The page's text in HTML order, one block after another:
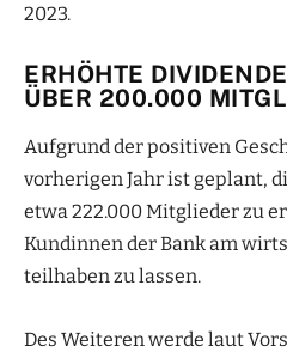
2023.
ERHÖHTE
ÜBER 200.000
Aufgrund der positiven
vorherigen Jahr ist geplant,
etwa 222.000 Mitglieder zu
Kundinnen der Bank am
teilhaben zu lassen.
Des Weiteren werde laut